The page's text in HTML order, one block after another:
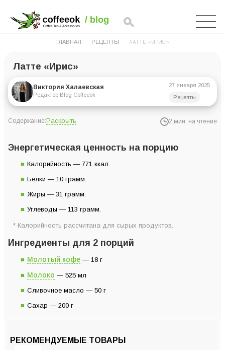
ГЛАВНАЯ РЕЦЕПТЫ ЛАТТЕ «ИРИС»
Латте «Ирис»
Виктория Халаевская
Редактор Blog Coffeeok
27 января 2025
Рецепты
Содержание:Раскрыть 2 мин. на чтение
Инструкция приготовления
Энергетическая ценность на порцию
Калорийность — 771 ккал.
Белки — 10 грамм.
Жиры — 31 грамм.
Углеводы — 113 грамм.
* Калорийность рассчитана для сырых продуктов.
Ингредиенты для 2 порций
Молотый кофе — 18 г
Молоко — 525 мл
Сливочное масло — 50 г
Сахар — 200 г
РЕКОМЕНДУЕМЫЕ ТОВАРЫ